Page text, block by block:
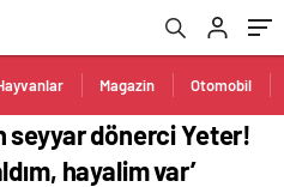
Magazin Otomobil
dönerci Yeter!
hayalim var’